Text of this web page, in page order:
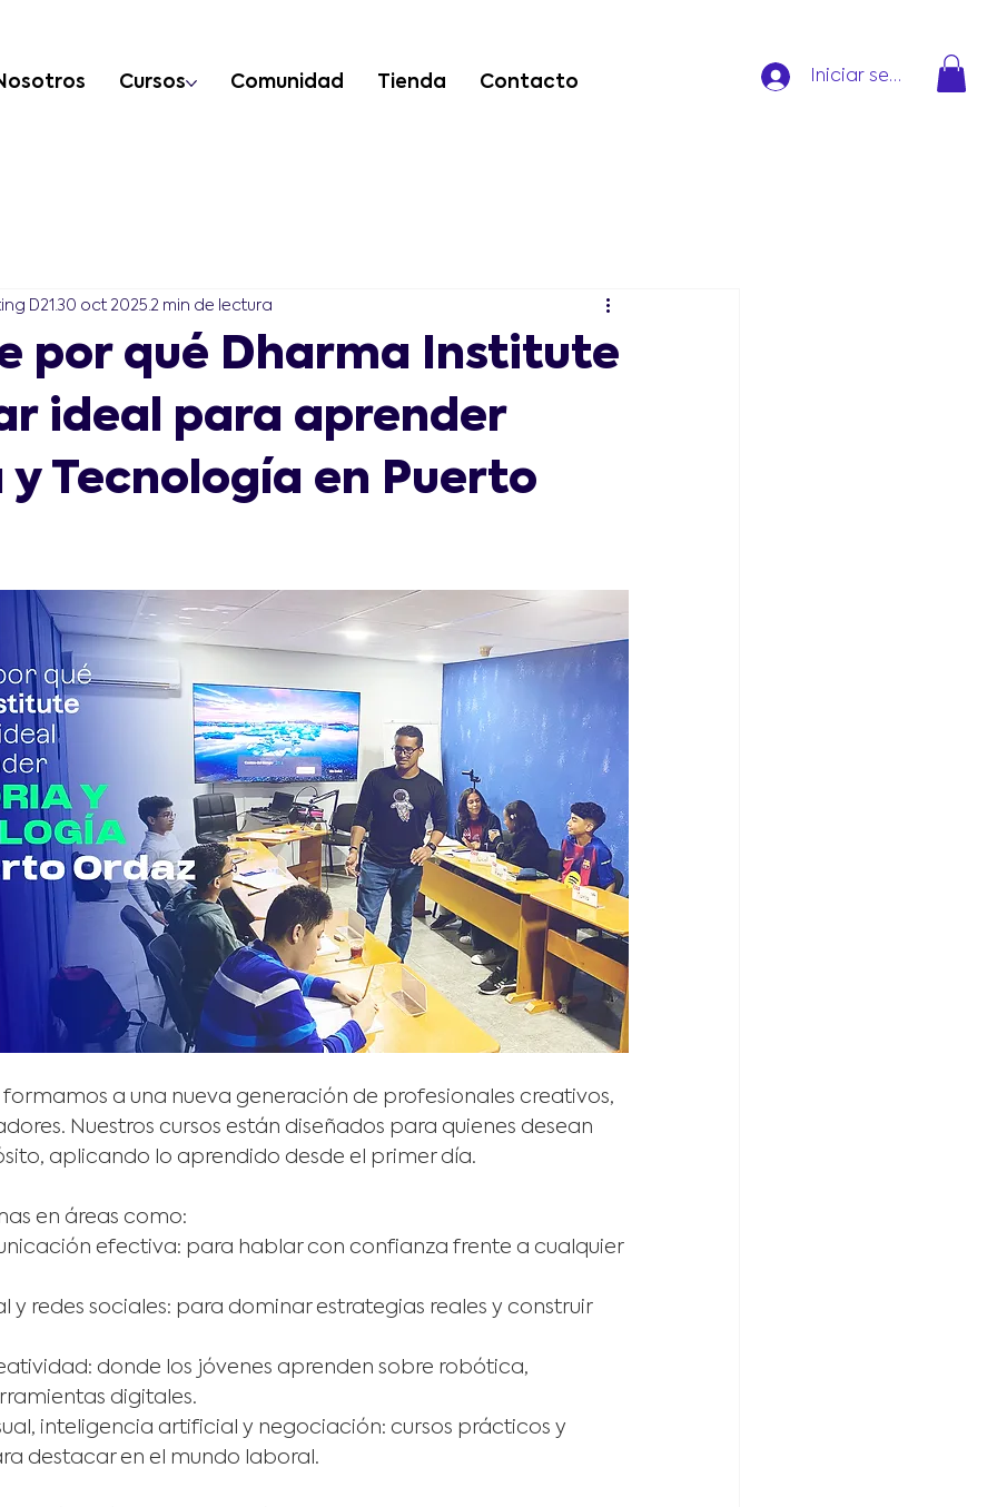
Cursos Comunidad Tienda Contacto Iniciar sesión
por qué Dharma Institute
ideal para aprender
Tecnología en Puerto
D21 30 oct 2025 2 min de lectura
formamos a una nueva generación de profesionales creativos,
Nuestros cursos están diseñados para quienes desean
aplicando lo aprendido desde el primer día.
en áreas como:
efectiva: para hablar con confianza frente a cualquier
y redes sociales: para dominar estrategias reales y construir
donde los jóvenes aprenden sobre robótica,
digitales.
inteligencia artificial y negociación: cursos prácticos y
destacar en el mundo laboral.